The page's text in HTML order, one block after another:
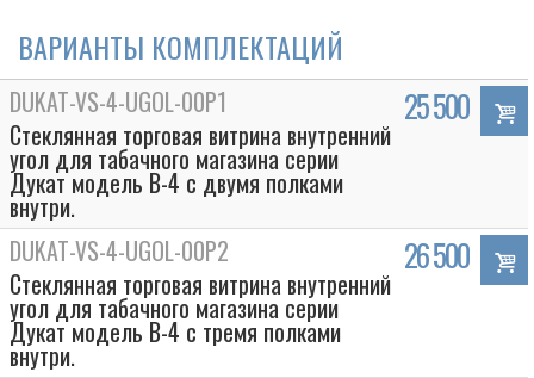
ВАРИАНТЫ КОМПЛЕКТАЦИЙ
DUKAT-VS-4-UGOL-00P1
Стеклянная торговая витрина внутренний
угол для табачного магазина серии
Дукат модель В-4 с двумя полками
внутри.
25 500
DUKAT-VS-4-UGOL-00P2
Стеклянная торговая витрина внутренний
угол для табачного магазина серии
Дукат модель В-4 с тремя полками
внутри.
26 500